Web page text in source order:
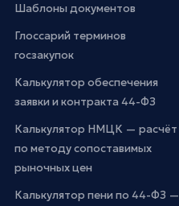
Шаблоны документов
Глоссарий терминов
госзакупок
Калькулятор обеспечения
заявки и контракта 44-ФЗ
Калькулятор НМЦК — расчёт
по методу сопоставимых
рыночных цен
Калькулятор пени по 44-ФЗ —